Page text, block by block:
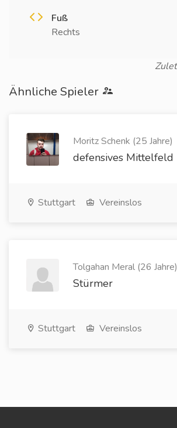
Fuß
Rechts
Ähnliche Spieler
Moritz Schenk (25 Jahre)
defensives Mittelfeld
Stuttgart Vereinslos
Tolgahan Meral (26 Jahre)
Stürmer
Stuttgart Vereinslos